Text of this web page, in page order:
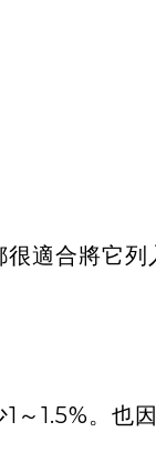
適合將它
～1.5%。也